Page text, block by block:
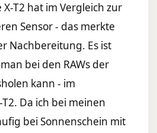
T2 hat im Vergleich zur
Sensor - das merkte
Nachbereitung. Es ist
bei den RAWs der
kann - im
Da ich bei meinen
bei Sonnenschein mit